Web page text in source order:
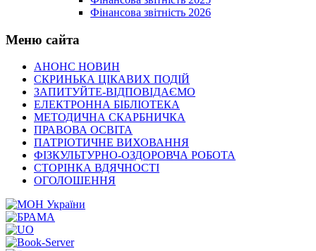
Фінансова звітність 2026
Меню сайта
АНОНС НОВИН
СКРИНЬКА ЦІКАВИХ ПОДІЙ
ЗАПИТУЙТЕ-ВІДПОВІДАЄМО
ЕЛЕКТРОННА БІБЛІОТЕКА
МЕТОДИЧНА СКАРБНИЧКА
ПРАВОВА ОСВІТА
ПАТРІОТИЧНЕ ВИХОВАННЯ
ФІЗКУЛЬТУРНО-ОЗДОРОВЧА РОБОТА
СТОРІНКА ВДЯЧНОСТІ
ОГОЛОШЕННЯ